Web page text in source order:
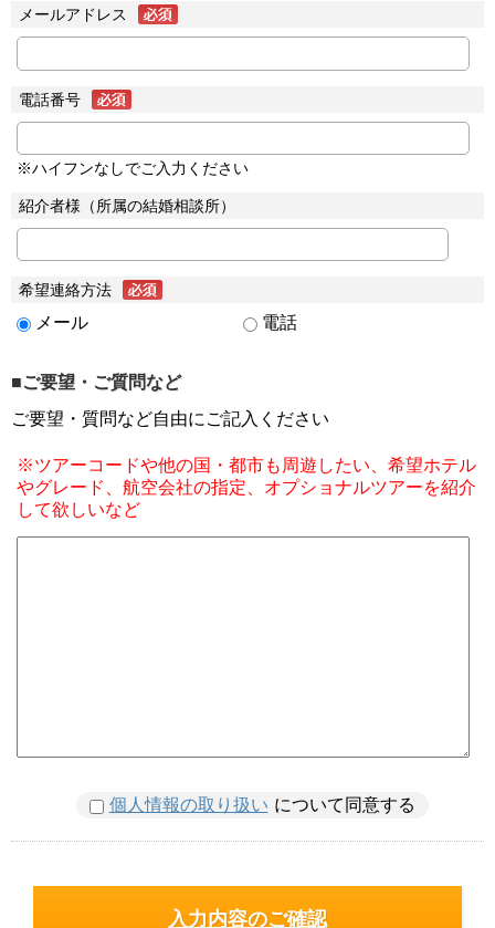
メールアドレス
電話番号
※ハイフンなしでご入力ください
紹介者様（所属の結婚相談所）
希望連絡方法
メール 電話
■ご要望・ご質問など
ご要望・質問など自由にご記入ください
※ツアーコードや他の国・都市も周遊したい、希望ホテル
やグレード、航空会社の指定、オプショナルツアーを紹介
して欲しいなど
個人情報の取り扱い について同意する